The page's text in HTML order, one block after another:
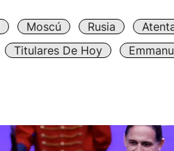
Moscú Rusia
Titulares De Hoy